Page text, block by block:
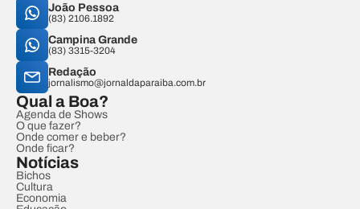
João Pessoa
(83) 2106.1892
Campina Grande
(83) 3315-3204
Redação
jornalismo@jornaldaparaiba.com.br
Qual a Boa?
Agenda de Shows
O que fazer?
Onde comer e beber?
Onde ficar?
Notícias
Bichos
Cultura
Economia